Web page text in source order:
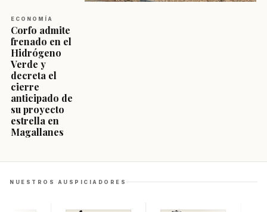
ECONOMÍA
Corfo admite
frenado en el
Hidrógeno
Verde y
decreta el
cierre
anticipado de
su proyecto
estrella en
Magallanes
NUESTROS AUSPICIADORES